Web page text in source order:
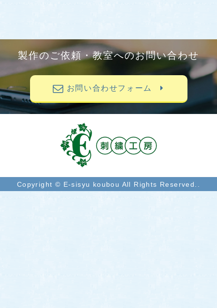
製作のご依頼・教室へのお問い合わせ
お問い合わせフォーム
Copyright © E-sisyu koubou All Rights Reserved..